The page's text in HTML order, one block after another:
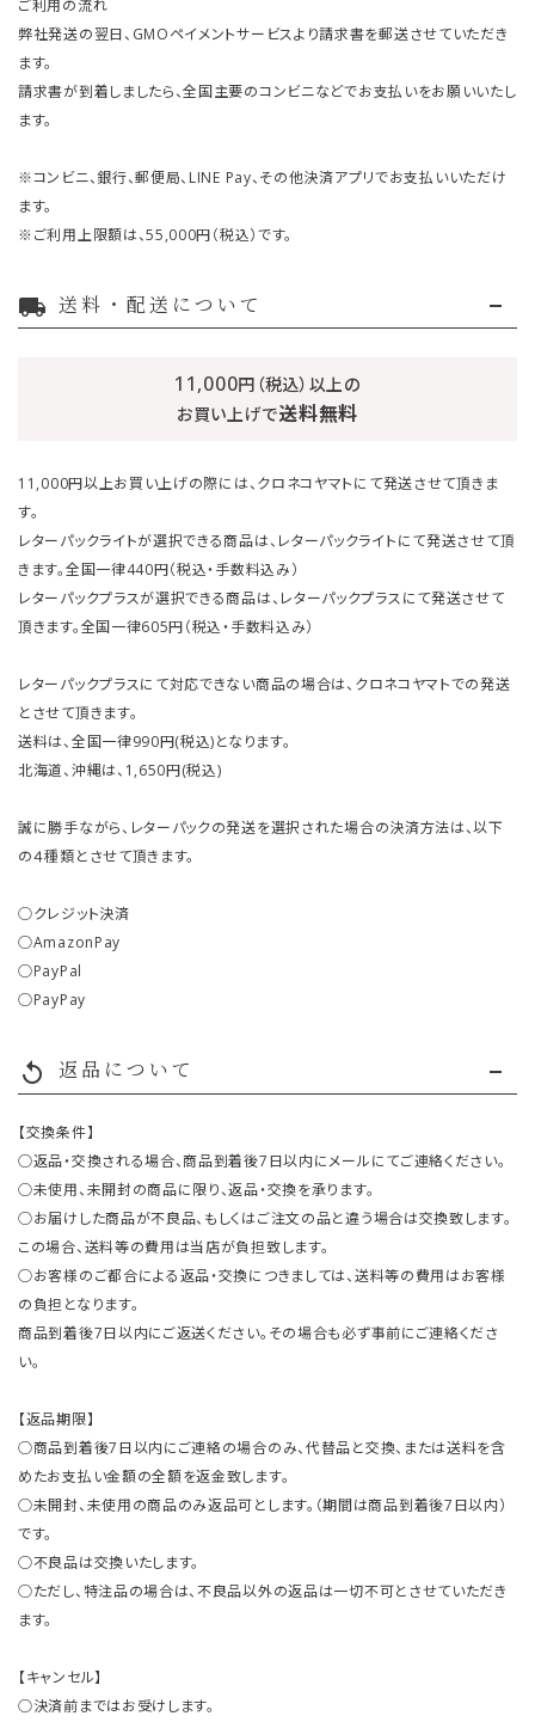
ご利用の流れ
弊社発送の翌日、GMOペイメントサービスより請求書を郵送させていただき
ます。
請求書が到着しましたら、全国主要のコンビニなどでお支払いをお願いいたし
ます。
※コンビニ、銀行、郵便局、LINE Pay、その他決済アプリでお支払いいただけ
ます。
※ご利用上限額は、55,000円（税込）です。
local_shipping 送料・配送について
11,000円（税込）以上の
お買い上げで送料無料
11,000円以上お買い上げの際には、クロネコヤマトにて発送させて頂きま
す。
レターパックライトが選択できる商品は、レターパックライトにて発送させて頂
きます。全国一律440円（税込・手数料込み）
レターパックプラスが選択できる商品は、レターパックプラスにて発送させて
頂きます。全国一律605円（税込・手数料込み）
レターパックプラスにて対応できない商品の場合は、クロネコヤマトでの発送
とさせて頂きます。
送料は、全国一律990円(税込)となります。
北海道、沖縄は、1,650円(税込)
誠に勝手ながら、レターパックの発送を選択された場合の決済方法は、以下
の４種類とさせて頂きます。
○クレジット決済
○AmazonPay
○PayPal
○PayPay
replay 返品について
【交換条件】
○返品・交換される場合、商品到着後7日以内にメールにてご連絡ください。
○未使用、未開封の商品に限り、返品・交換を承ります。
○お届けした商品が不良品、もしくはご注文の品と違う場合は交換致します。
この場合、送料等の費用は当店が負担致します。
○お客様のご都合による返品・交換につきましては、送料等の費用はお客様
の負担となります。
商品到着後7日以内にご返送ください。その場合も必ず事前にご連絡くださ
い。
【返品期限】
○商品到着後7日以内にご連絡の場合のみ、代替品と交換、または送料を含
めたお支払い金額の全額を返金致します。
○未開封、未使用の商品のみ返品可とします。（期間は商品到着後7日以内）
です。
○不良品は交換いたします。
○ただし、特注品の場合は、不良品以外の返品は一切不可とさせていただき
ます。
【キャンセル】
○決済前まではお受けします。